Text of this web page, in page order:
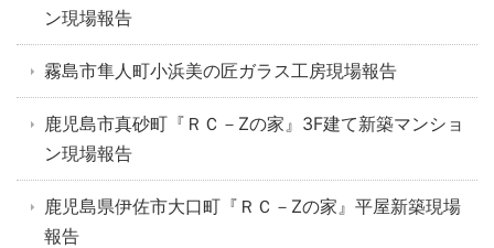
ン現場報告
霧島市隼人町小浜美の匠ガラス工房現場報告
鹿児島市真砂町『ＲＣ－Zの家』3F建て新築マンショ
ン現場報告
鹿児島県伊佐市大口町『ＲＣ－Zの家』平屋新築現場
報告